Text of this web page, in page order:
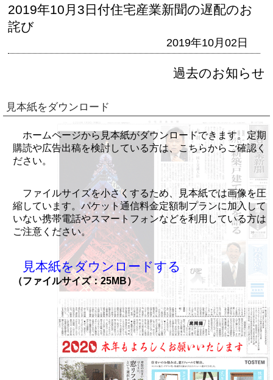
2019年10月3日付住宅産業新聞の遅配のお
詫び
2019年10月02日
過去のお知らせ
見本紙をダウンロード
ホームページから見本紙がダウンロードできます。定期
購読や広告出稿を検討している方は、こちらからご確認く
ださい。
ファイルサイズを小さくするため、見本紙では画像を圧
縮しています。パケット通信料金定額制プランに加入して
いない携帯電話やスマートフォンなどを利用している方は
ご注意ください。
見本紙をダウンロードする
（ファイルサイズ：25MB）